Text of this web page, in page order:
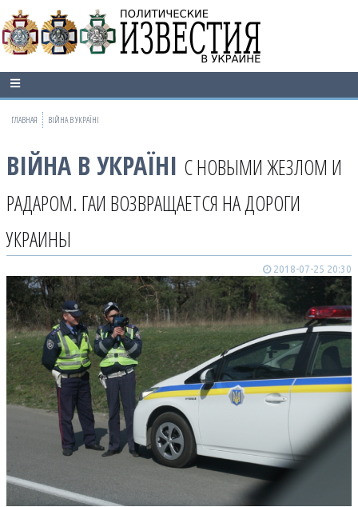
ГЛАВНАЯ ВІЙНА В УКРАЇНІ
ВІЙНА В УКРАЇНІ С НОВЫМИ ЖЕЗЛОМ И
РАДАРОМ. ГАИ ВОЗВРАЩАЕТСЯ НА ДОРОГИ
УКРАИНЫ
2018-07-25 20:30